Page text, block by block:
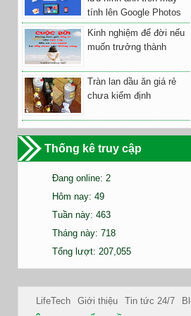
tính lên Google Photos
Kinh nghiệm để đời nếu
muốn trưởng thành
Tràn lan dầu ăn giá rẻ
chưa kiểm định
Thống kê truy cập
Đang online: 2
Hôm nay: 49
Tuần này: 463
Tháng này: 718
Tổng lượt: 207,055
LifeTech Giới thiệu Tin tức 24/7